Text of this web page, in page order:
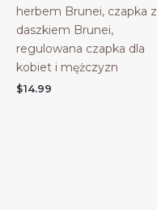
herbem Brunei, czapka z
daszkiem Brunei,
regulowana czapka dla
kobiet i mężczyzn
$14.99